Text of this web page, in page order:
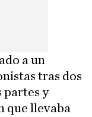
a un
tras dos
partes y
que llevaba